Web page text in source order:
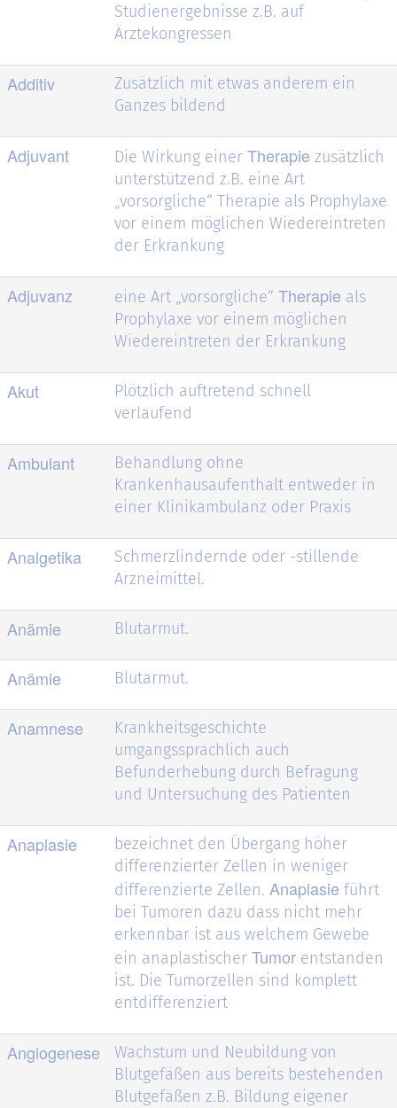
Studienergebnisse z.B. auf
Ärztekongressen
Additiv
Zusätzlich mit etwas anderem ein
Ganzes bildend
Adjuvant Die Wirkung einer Therapie zusätzlich
unterstützend z.B. eine Art
„vorsorgliche“ Therapie als Prophylaxe
vor einem möglichen Wiedereintreten
der Erkrankung
Adjuvanz eine Art „vorsorgliche“ Therapie als
Prophylaxe vor einem möglichen
Wiedereintreten der Erkrankung
Akut
Plötzlich auftretend schnell
verlaufend
Ambulant
Behandlung ohne
Krankenhausaufenthalt entweder in
einer Klinikambulanz oder Praxis
Analgetika
Schmerzlindernde oder -stillende
Arzneimittel.
Anämie Blutarmut.
Anämie Blutarmut.
Anamnese
Krankheitsgeschichte
umgangssprachlich auch
Befunderhebung durch Befragung
und Untersuchung des Patienten
Anaplasie
bezeichnet den Übergang höher
differenzierter Zellen in weniger
differenzierte Zellen. Anaplasie führt
bei Tumoren dazu dass nicht mehr
erkennbar ist aus welchem Gewebe
ein anaplastischer Tumor entstanden
ist. Die Tumorzellen sind komplett
entdifferenziert
Angiogenese
Wachstum und Neubildung von
Blutgefäßen aus bereits bestehenden
Blutgefäßen z.B. Bildung eigener